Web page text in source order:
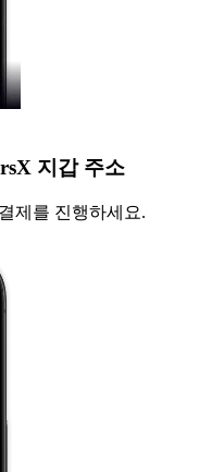
지갑 주소
제를 진행하세요.